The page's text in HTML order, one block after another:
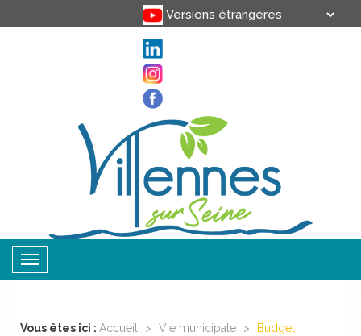
Toggle
navigation
Vous êtes ici : Accueil > Vie municipale >
Budget